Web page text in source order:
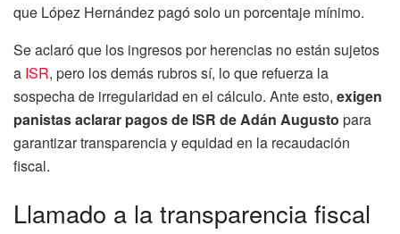
que López Hernández pagó solo un porcentaje mínimo.
Se aclaró que los ingresos por herencias no están sujetos
a ISR, pero los demás rubros sí, lo que refuerza la
sospecha de irregularidad en el cálculo. Ante esto, exigen
panistas aclarar pagos de ISR de Adán Augusto para
garantizar transparencia y equidad en la recaudación
fiscal.
Llamado a la transparencia fiscal